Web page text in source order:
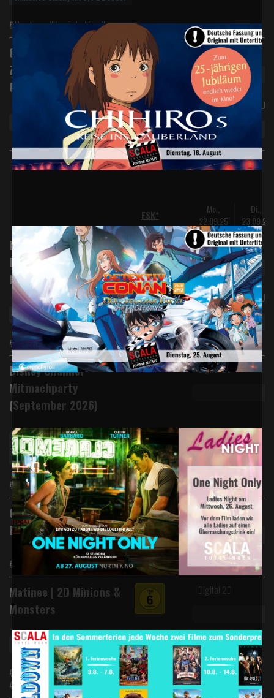
#Abenteuer #Komödie #Familie
Chihiros Reise ins
Zauberland - Studio
Ghibli (2026)
Digital 2D
Originalversion mit
FSK*
Mo.,
22.09.25
Di.,
23.09.25
Detective Conan Film 29:
Der gefallene Engel des
Highways
Vorverkauf Anime
#Abenteuer #Action #Krimi #Anime
Digital 2D
Originalversion mit
Disney Channel
Mitmachparty
(September 2026)
Vorverkauf
Disney Channel Mitmachkino
#Animation #Special Event #Familie
Digital 2D
Chéri, ich komme! - Die
Erfindung der Lust
#Komödie
Digital 2D
Matinee | 2D Minions &
Monsters
Matinee So 12:50Uhr ab 6,-€
#Animation #Abenteuer #Familie
#Komödie
Digital 2D